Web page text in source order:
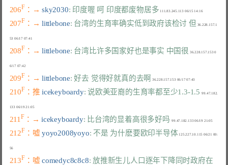
206F ：→ sky2030: 印度喔 呵 印度都废物居多 111.83.245.113 06/15 14:16
207F ：→ littlebone: 台湾的生育率确实低到政府该检讨 但 36.228.157.1
208F ：→ littlebone: 台湾比许多国家好也是事实 中国很 36.228.157.153 0
209F ：→ littlebone: 好去 觉得好就真的去啊
210F ：推 icekeyboardy: 说欧美亚裔的生育率都至少1.3-1.5
  99.47.182.
133 06/19 21:05
211 F ：→ icekeyboardy: 比台湾的显着高很多好吗
  99.47.182.133 06/19 21:05
212F ：嘘 yoyo2008yoyo: 不是 为什麽要欧印半导体 125.227.10.115 06/21 00:
213F ：嘘 comedyc8c8c8: 放推新生儿人口逐年下降同时政府在